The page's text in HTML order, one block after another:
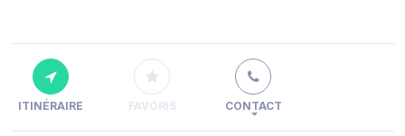
ITINÉRAIRE FAVORIS CONTACT